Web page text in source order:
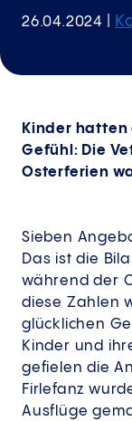
26.04.2024
Kinder hatten
Gefühl: Die
Osterferien
Sieben
Das ist die
während der
diese Zahlen
glücklichen
Kinder und
gefielen die
Firlefanz
Ausflüge